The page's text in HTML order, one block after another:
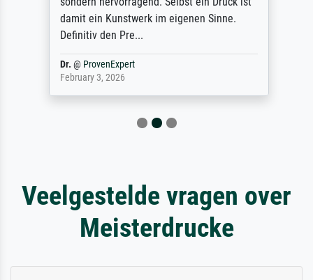
damit ein Kunstwerk im eigenen Sinne.
Definitiv den Pre...
Dr.@ ProvenExpert
February 3, 2026
Veelgestelde vragen over
Meisterdrucke